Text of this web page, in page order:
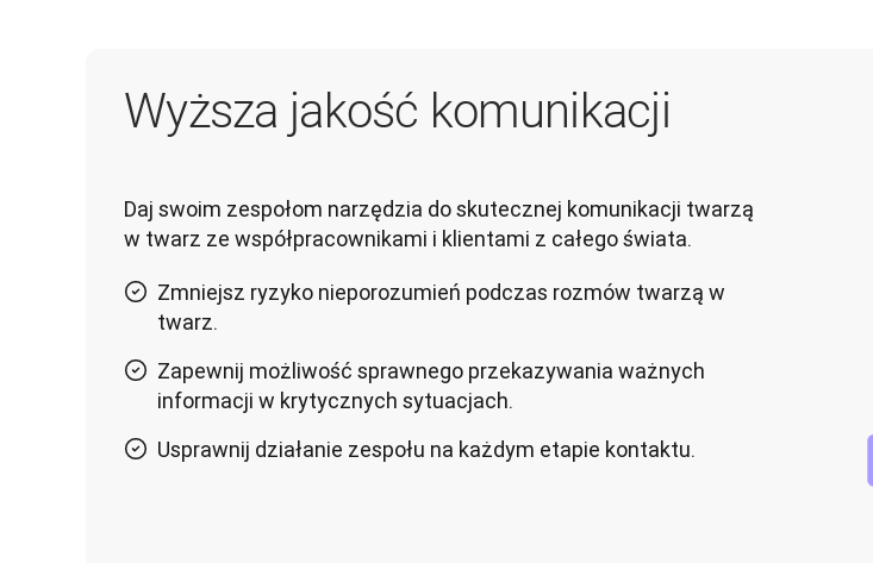
Wyższa jakość komunikacji
Daj swoim zespołom narzędzia do skutecznej komunikacji twarzą
w twarz ze współpracownikami i klientami z całego świata.
Zmniejsz ryzyko nieporozumień podczas rozmów twarzą w
twarz.
Zapewnij możliwość sprawnego przekazywania ważnych
informacji w krytycznych sytuacjach.
Usprawnij działanie zespołu na każdym etapie kontaktu.